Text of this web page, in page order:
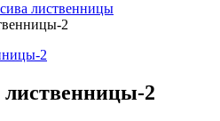
лиственницы
2
лиственницы-2